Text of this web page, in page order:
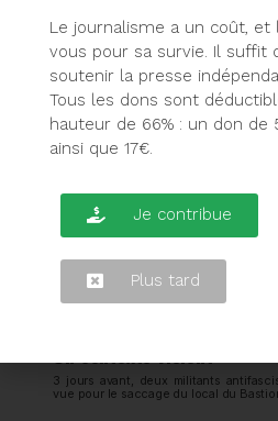
3 jours avant, deux militants
vue pour le saccage du local du
Le journalisme a un coût, et
vous pour sa survie. Il suffit
soutenir la presse
Tous les dons sont
hauteur de 66% : un don de
ainsi que 17€.
Je contribue
Plus tard